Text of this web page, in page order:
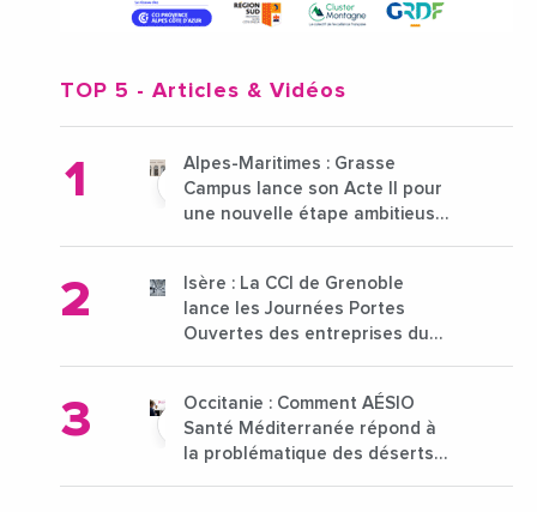
TOP 5 - Articles & Vidéos
Alpes-Maritimes : Grasse
Campus lance son Acte II pour
une nouvelle étape ambitieuse
Isère : La CCI de Grenoble
lance les Journées Portes
Ouvertes des entreprises du
Occitanie : Comment AÉSIO
Santé Méditerranée répond à
la problématique des déserts